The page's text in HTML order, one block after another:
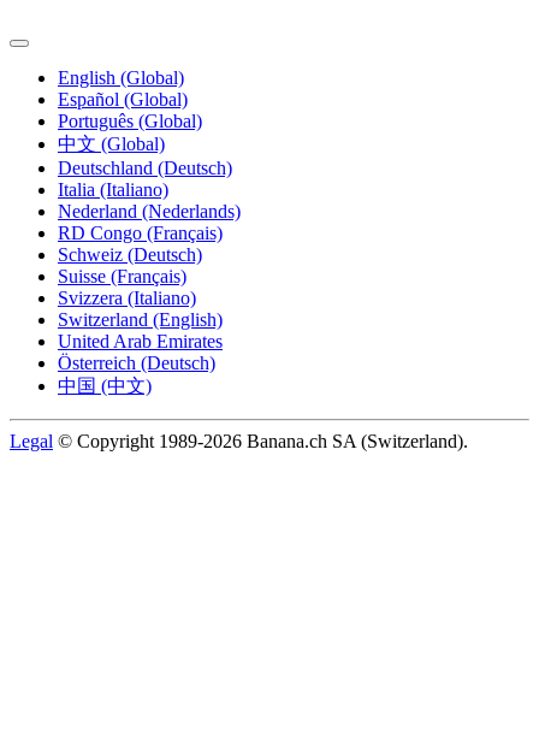
English (Global)
Español (Global)
Português (Global)
中文 (Global)
Deutschland (Deutsch)
Italia (Italiano)
Nederland (Nederlands)
RD Congo (Français)
Schweiz (Deutsch)
Suisse (Français)
Svizzera (Italiano)
Switzerland (English)
United Arab Emirates
Österreich (Deutsch)
中国 (中文)
Legal © Copyright 1989-2026 Banana.ch SA (Switzerland).